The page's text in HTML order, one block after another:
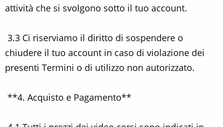
attività che si svolgono sotto il tuo account.
3.3 Ci riserviamo il diritto di sospendere o
chiudere il tuo account in caso di violazione dei
presenti Termini o di utilizzo non autorizzato.
**4. Acquisto e Pagamento**